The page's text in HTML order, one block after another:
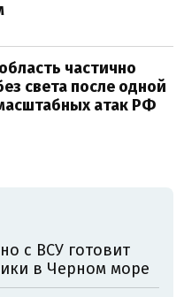
частично
света после одной
атак РФ
с ВСУ готовит
в Черном море